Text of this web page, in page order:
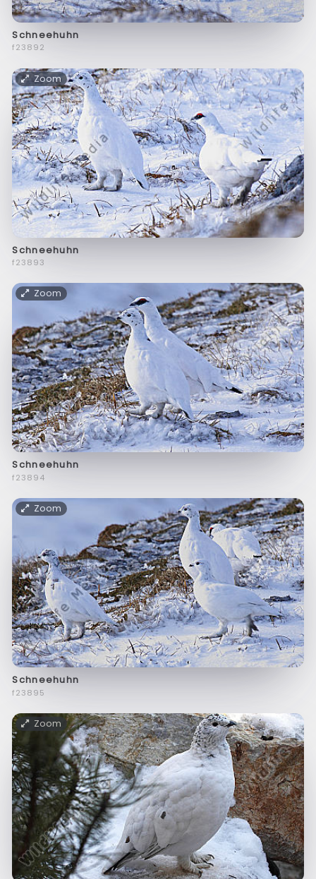
Schneehuhn
f23892
Zoom
Schneehuhn
f23893
Zoom
Schneehuhn
f23894
Zoom
Schneehuhn
f23895
Zoom